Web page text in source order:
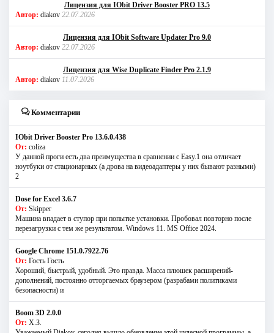
Лицензия для IObit Driver Booster PRO 13.5
Автор: diakov 22.07.2026
Лицензия для IObit Software Updater Pro 9.0
Автор: diakov 22.07.2026
Лицензия для Wise Duplicate Finder Pro 2.1.9
Автор: diakov 11.07.2026
Комментарии
IObit Driver Booster Pro 13.6.0.438
От: coliza
У данной проги есть два преимущества в сравнении с Easy.1 она отличает
ноутбуки от стационарных (а дрова на видеоадаптеры у них бывают разными)
2
Dose for Excel 3.6.7
От: Skipper
Машина впадает в ступор при попытке установки. Пробовал повторно после
перезагрузки с тем же результатом. Windows 11. MS Offiсe 2024.
Google Chrome 151.0.7922.76
От: Гость Гость
Хороший, быстрый, удобный. Это правда. Масса плюшек расширений-
дополнений, постоянно отторгаемых браузером (разрабами политиками
безопасности) и
Boom 3D 2.0.0
От: Х.З.